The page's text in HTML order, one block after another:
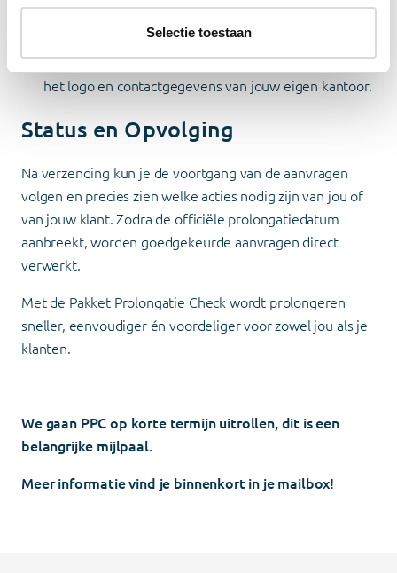
Selectie toestaan
premieverhoging.
Kies om voorstellen in bulk te versturen, of per klant,
waarbij je altijd zorgt voor een persoonlijke touch met
het logo en contactgegevens van jouw eigen kantoor.
Status en Opvolging
Na verzending kun je de voortgang van de aanvragen
volgen en precies zien welke acties nodig zijn van jou of
van jouw klant. Zodra de officiële prolongatiedatum
aanbreekt, worden goedgekeurde aanvragen direct
verwerkt.
Met de Pakket Prolongatie Check wordt prolongeren
sneller, eenvoudiger én voordeliger voor zowel jou als je
klanten.
We gaan PPC op korte termijn uitrollen, dit is een
belangrijke mijlpaal.
Meer informatie vind je binnenkort in je mailbox!